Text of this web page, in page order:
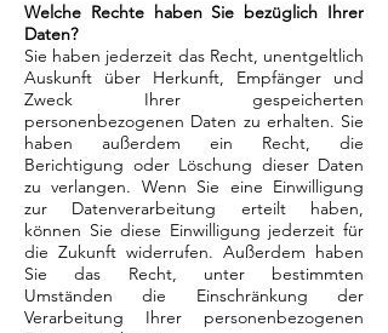
Welche Rechte haben Sie bezüglich Ihrer
Daten?
Sie haben jederzeit das Recht, unentgeltlich
Auskunft über Herkunft, Empfänger und
Zweck Ihrer gespeicherten
personenbezogenen Daten zu erhalten. Sie
haben außerdem ein Recht, die
Berichtigung oder Löschung dieser Daten
zu verlangen. Wenn Sie eine Einwilligung
zur Datenverarbeitung erteilt haben,
können Sie diese Einwilligung jederzeit für
die Zukunft widerrufen. Außerdem haben
Sie das Recht, unter bestimmten
Umständen die Einschränkung der
Verarbeitung Ihrer personenbezogenen